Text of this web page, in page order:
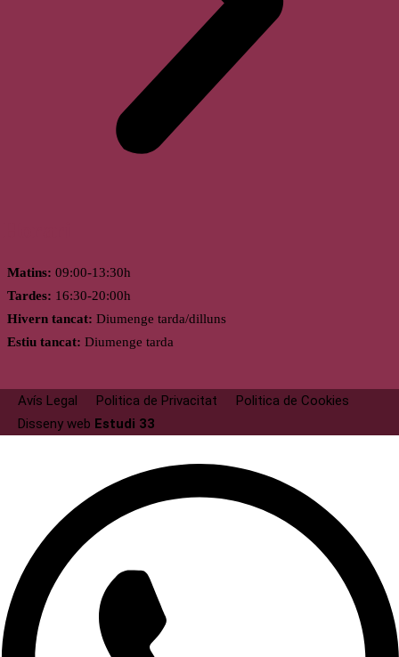
Matins: 09:00-13:30h
Tardes: 16:30-20:00h
Hivern tancat: Diumenge tarda/dilluns
Estiu tancat: Diumenge tarda
Avís Legal Politica de Privacitat
Politica de Cookies
Disseny web Estudi 33